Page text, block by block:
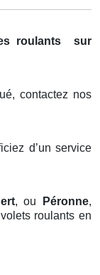
roulants
sur
contactez nos
d’un service
, ou Péronne,
roulants en